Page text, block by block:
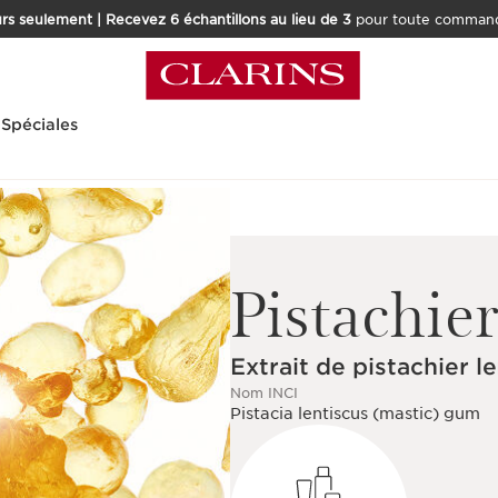
seulement | Recevez 6 échantillons au lieu de 3pour toute
Pistachier
Extrait de pistachier
Nom INCI
Pistacia lentiscus (mastic) gum